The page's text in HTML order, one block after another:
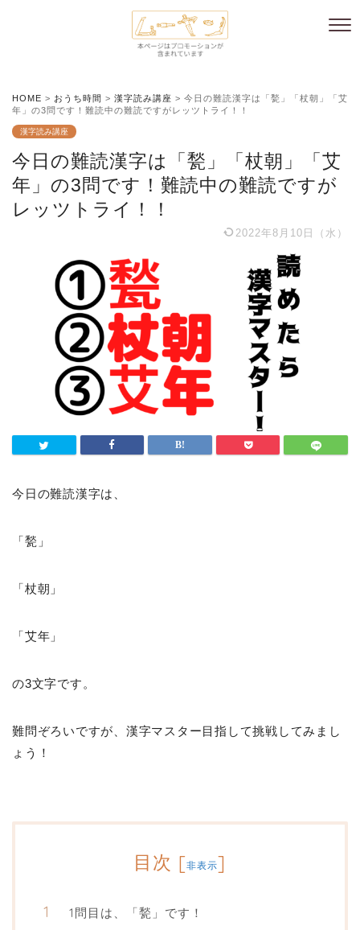
HOME > おうち時間 > 漢字読み講座 > 今日の難読漢字は「甃」「杖朝」「艾
年」の3問です！難読中の難読ですがレッツトライ！！
漢字読み講座
今日の難読漢字は「甃」「杖朝」「艾
年」の3問です！難読中の難読ですが
レッツトライ！！
2022年8月10日（水）
今日の難読漢字は、
「甃」
「杖朝」
「艾年」
の3文字です。
難問ぞろいですが、漢字マスター目指して挑戦してみまし
ょう！
目次 [非表示]
1問目は、「甃」です！